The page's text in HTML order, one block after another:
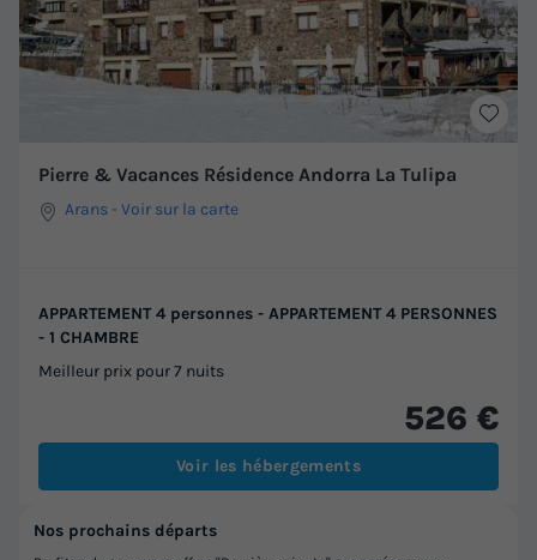
Pierre & Vacances Résidence Andorra La Tulipa
Arans -Voir sur la carte
APPARTEMENT 4 personnes - APPARTEMENT 4 PERSONNES
- 1 CHAMBRE
Meilleur prix pour 7 nuits
526 €
Voir les hébergements
Nos prochains départs